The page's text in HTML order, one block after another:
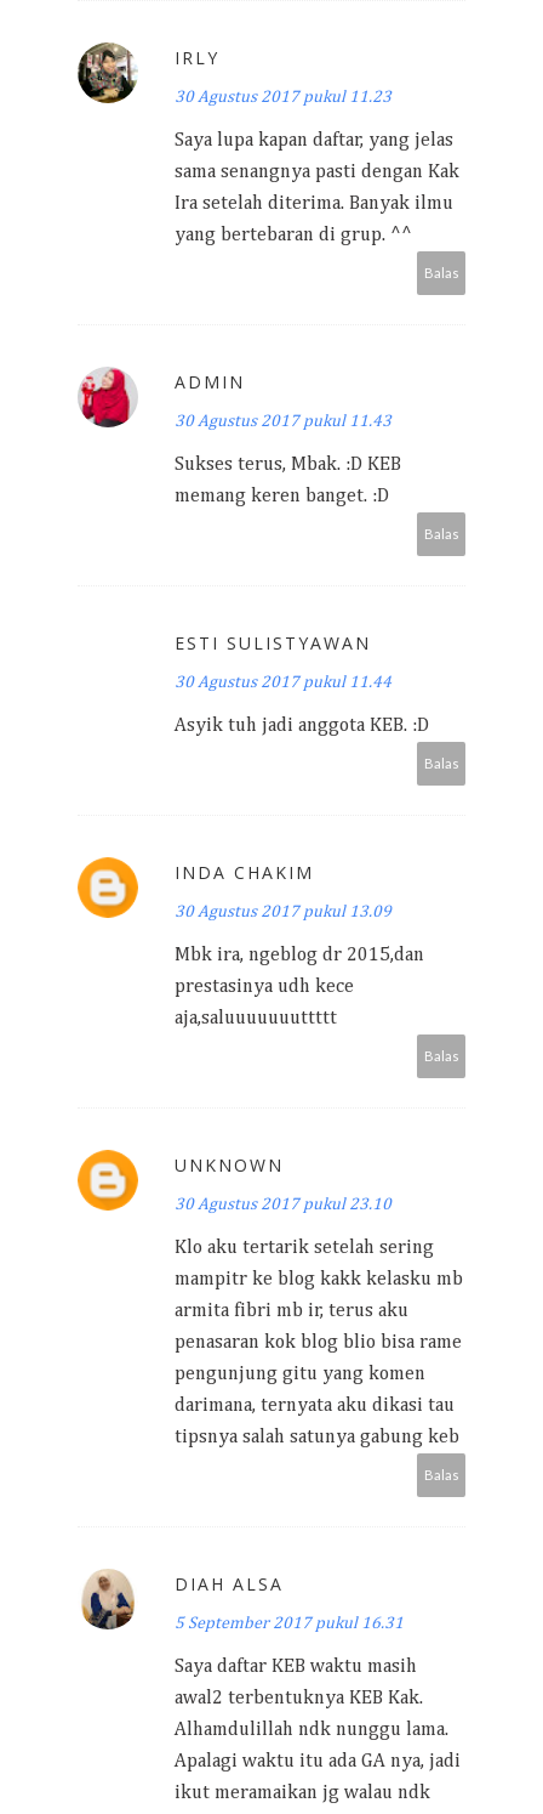
IRLY
30 Agustus 2017 pukul 11.23
Saya lupa kapan daftar, yang jelas
sama senangnya pasti dengan Kak
Ira setelah diterima. Banyak ilmu
yang bertebaran di grup. ^^
Balas
ADMIN
30 Agustus 2017 pukul 11.43
Sukses terus, Mbak. :D KEB
memang keren banget. :D
Balas
ESTI SULISTYAWAN
30 Agustus 2017 pukul 11.44
Asyik tuh jadi anggota KEB. :D
Balas
INDA CHAKIM
30 Agustus 2017 pukul 13.09
Mbk ira, ngeblog dr 2015,dan
prestasinya udh kece
aja,saluuuuuuuttttt
Balas
UNKNOWN
30 Agustus 2017 pukul 23.10
Klo aku tertarik setelah sering
mampitr ke blog kakk kelasku mb
armita fibri mb ir, terus aku
penasaran kok blog blio bisa rame
pengunjung gitu yang komen
darimana, ternyata aku dikasi tau
tipsnya salah satunya gabung keb
Balas
DIAH ALSA
5 September 2017 pukul 16.31
Saya daftar KEB waktu masih
awal2 terbentuknya KEB Kak.
Alhamdulillah ndk nunggu lama.
Apalagi waktu itu ada GA nya, jadi
ikut meramaikan jg walau ndk